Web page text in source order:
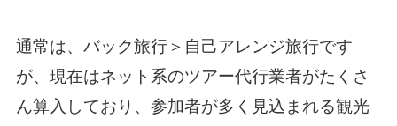
通常は、バック旅行＞自己アレンジ旅行です
が、現在はネット系のツアー代行業者がたくさ
ん算入しており、参加者が多く見込まれる観光